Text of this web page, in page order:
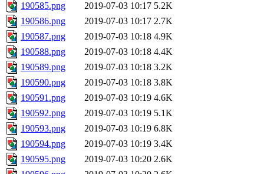
190585.png
2019-07-03 10:17 5.2K
190586.png
2019-07-03 10:17 2.7K
190587.png
2019-07-03 10:18 4.9K
190588.png
2019-07-03 10:18 4.4K
190589.png
2019-07-03 10:18 3.2K
190590.png
2019-07-03 10:18 3.8K
190591.png
2019-07-03 10:19 4.6K
190592.png
2019-07-03 10:19 5.1K
190593.png
2019-07-03 10:19 6.8K
190594.png
2019-07-03 10:19 3.4K
190595.png
2019-07-03 10:20 2.6K